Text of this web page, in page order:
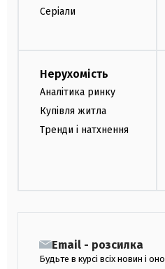
Серіали
Нерухомість
Аналітика ринку
Купівля житла
Тренди і натхнення
Email - розсилка
Будьте в курсі всіх новин і